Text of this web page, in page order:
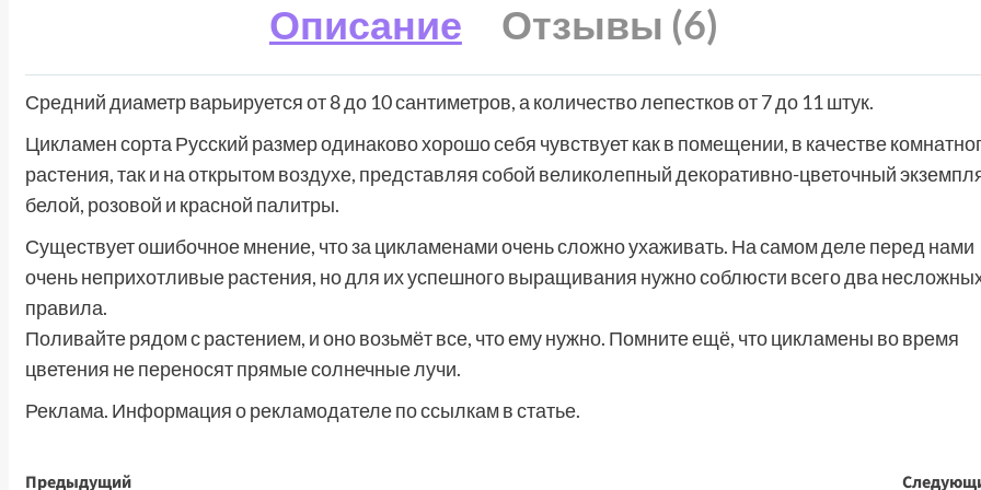
Описание Отзывы (6)
Средний диаметр варьируется от 8 до 10 сантиметров, а количество лепестков от 7 до 11 штук.
Цикламен сорта Русский размер одинаково хорошо себя чувствует как в помещении, в качестве
растения, так и на открытом воздухе, представляя собой великолепный декоративно-цветочный
белой, розовой и красной палитры.
Существует ошибочное мнение, что за цикламенами очень сложно ухаживать. На самом деле перед нами
очень неприхотливые растения, но для их успешного выращивания нужно соблюсти всего два
правила.
Поливайте рядом с растением, и оно возьмёт все, что ему нужно. Помните ещё, что цикламены во время
цветения не переносят прямые солнечные лучи.
Реклама. Информация о рекламодателе по ссылкам в статье.
Предыдущий